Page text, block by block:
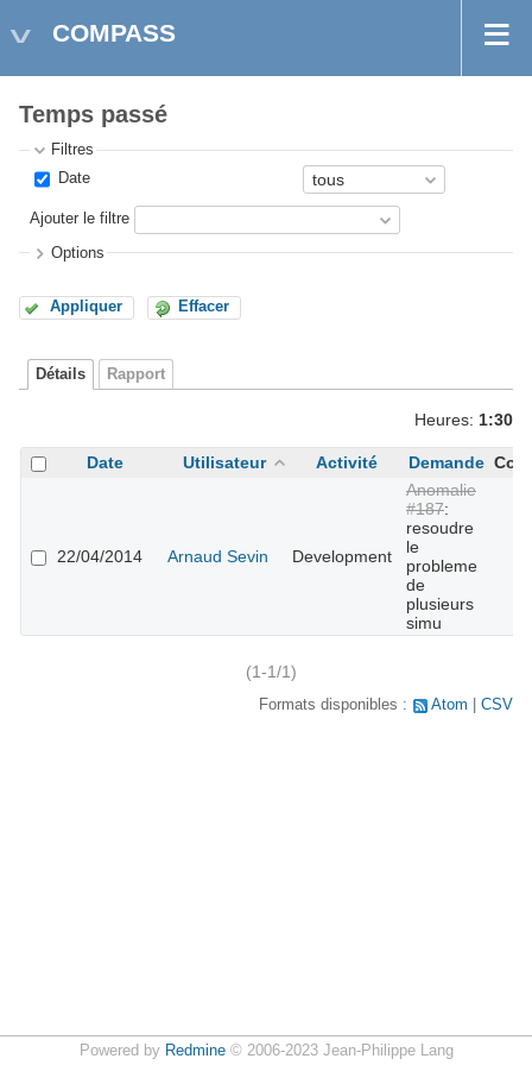
COMPASS
Temps passé
Filtres
Date
Ajouter le filtre
Options
Appliquer Effacer
Détails Rapport
Heures: 1:30
Date Utilisateur Activité Demande
22/04/2014 Arnaud Sevin Development
Anomalie
#187:
resoudre
le
probleme
de
plusieurs
simu
(1-1/1)
Formats disponibles : Atom CSV
Powered by Redmine© 2006-2023 Jean-Philippe Lang